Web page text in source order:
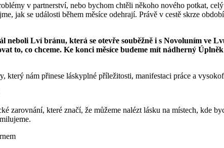
v partnerství, nebo bychom chtěli někoho nového potkat,
jak se události během měsíce odehrají. Právě v cestě skrze
Lví bránu, která se otevře souběžně i s Novoluním ve
to, co chceme. Ke konci měsíce budeme mít nádherný
který nám přinese láskyplné příležitosti, manifestaci práce a
zarovnání, které značí, že můžeme nalézt lásku na místech, kde